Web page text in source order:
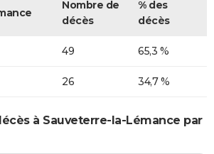
Nombre de
décès
% des
décès
49 65,3 %
26 34,7 %
à Sauveterre-la-Lémance par